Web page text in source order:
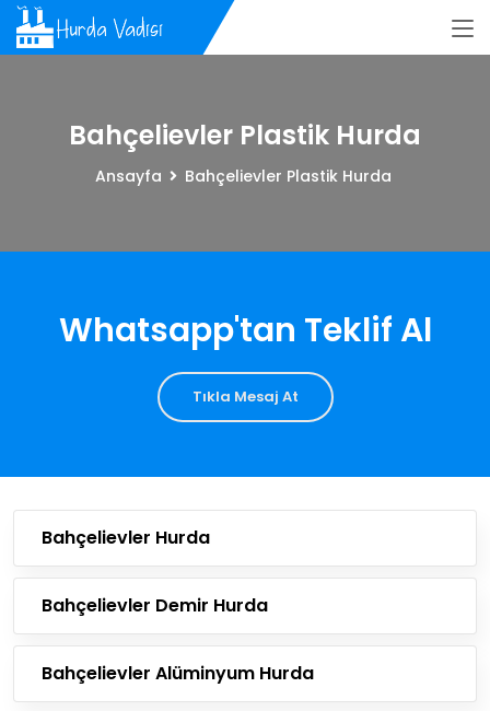
Bahçelievler Plastik Hurda
Ansayfa Bahçelievler Plastik Hurda
Whatsapp'tan Teklif Al
Tıkla Mesaj At
Bahçelievler Hurda
Bahçelievler Demir Hurda
Bahçelievler Alüminyum Hurda